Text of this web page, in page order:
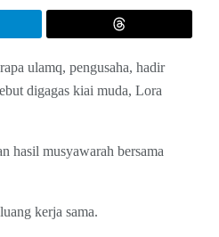
ulamq, pengusaha, hadir
digagas kiai muda, Lora
hasil musyawarah bersama
kerja sama.